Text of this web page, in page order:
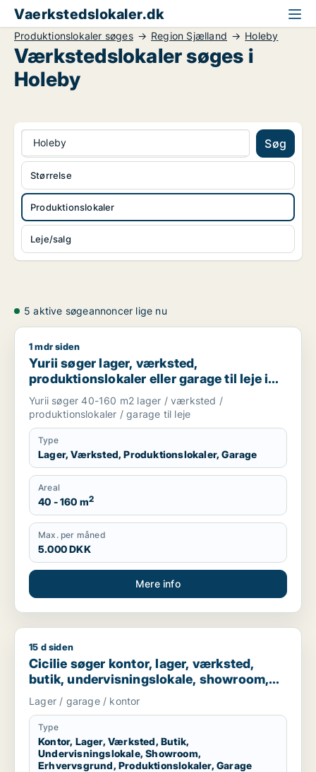
Vaerkstedslokaler.dk
Produktionslokaler søges Region Sjælland Holeby
Værkstedslokaler søges i
Holeby
Holeby Søg
Produktionslokaler
Leje/salg
Størrelse
5 aktive søgeannoncer lige nu
Yurii søger lager, værksted, produktionslokaler eller garage
1 mdr siden
Yurii søger lager, værksted,
produktionslokaler eller garage til leje i
Region Sjælland
Yurii søger 40-160 m2 lager / værksted /
produktionslokaler / garage til leje
Type
Lager, Værksted, Produktionslokaler, Garage
Areal
40 - 160 m2
Max. per måned
5.000 DKK
Mere info
Cicilie søger kontor, lager, værksted, butik,
15 d siden
Cicilie søger kontor, lager, værksted,
butik, undervisningslokale, showroom,
erhvervsgrund, produktionslokaler eller
garage til leje i Region Sjælland eller
Nordsjælland
Lager / garage / kontor
Type
Kontor, Lager, Værksted, Butik,
Undervisningslokale, Showroom,
Erhvervsgrund, Produktionslokaler, Garage